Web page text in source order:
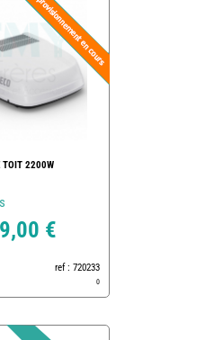
TOIT 2200W
€
ref : 720233
0